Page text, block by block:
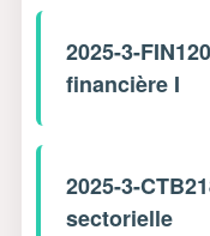
2025-3-
financière I
2025-3-
sectorielle